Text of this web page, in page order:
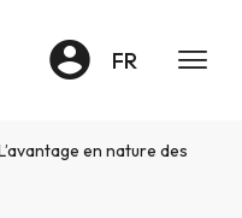
FR
en nature des